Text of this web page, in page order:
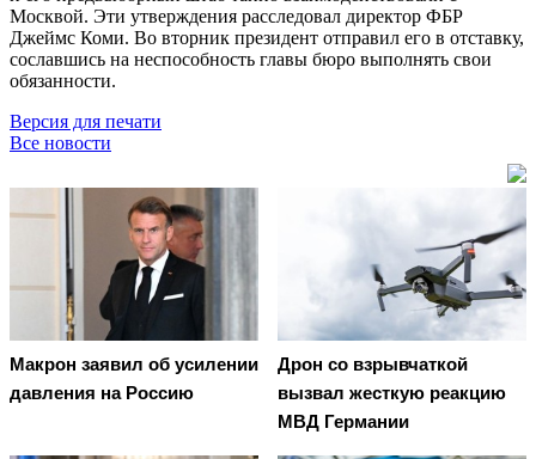
Москвой. Эти утверждения расследовал директор ФБР
Джеймс Коми. Во вторник президент отправил его в отставку,
сославшись на неспособность главы бюро выполнять свои
обязанности.
Версия для печати
Все новости
Макрон заявил об усилении
давления на Россию
Дрон со взрывчаткой
вызвал жесткую реакцию
МВД Германии